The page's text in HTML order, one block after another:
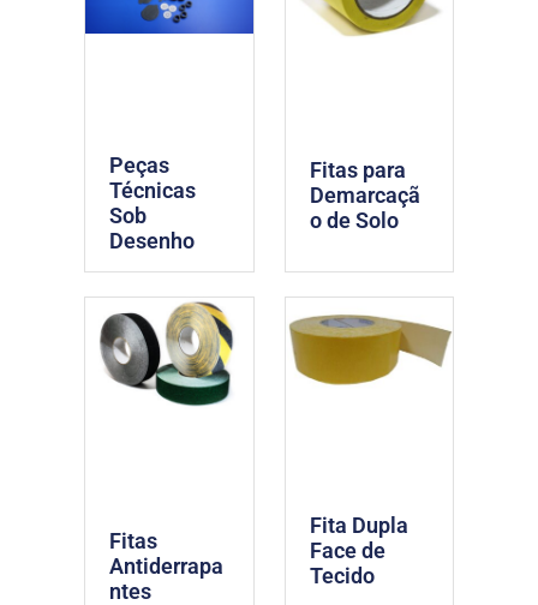
Peças
Técnicas
Sob
Desenho
Fitas para
Demarcaçã
o de Solo
Fitas
Antiderrapa
ntes
Fita Dupla
Face de
Tecido